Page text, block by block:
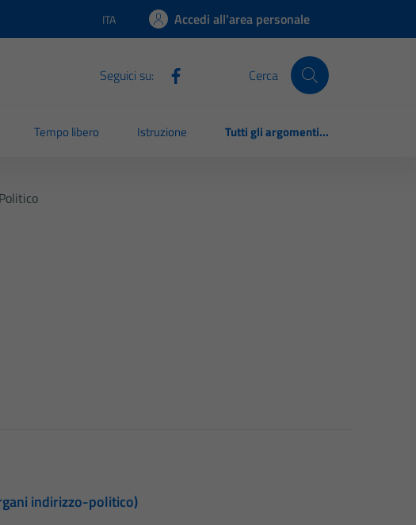
Lingua attiva:
ITA Accedi all'area personale
Seguici su: Cerca
Tempo libero Istruzione Tutti gli argomenti...
indirizzo-politico)